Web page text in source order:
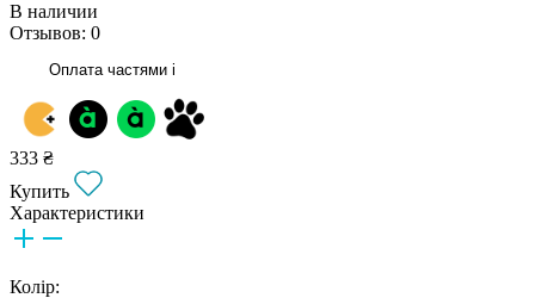
В наличии
Отзывов: 0
Оплата частями i
333 ₴
Купить
Характеристики
Колір: